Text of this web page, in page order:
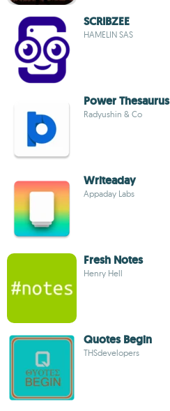
SCRIBZEE
HAMELIN SAS
Power Thesaurus
Radyushin & Co
Writeaday
Appaday Labs
Fresh Notes
Henry Hell
Quotes Begin
THSdevelopers